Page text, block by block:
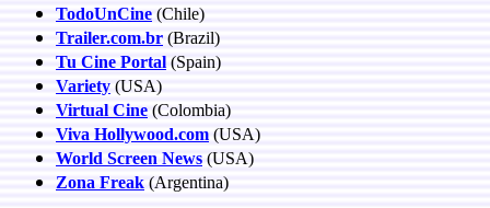
TodoUnCine (Chile)
Trailer.com.br (Brazil)
Tu Cine Portal (Spain)
Variety (USA)
Virtual Cine (Colombia)
Viva Hollywood.com (USA)
World Screen News (USA)
Zona Freak (Argentina)